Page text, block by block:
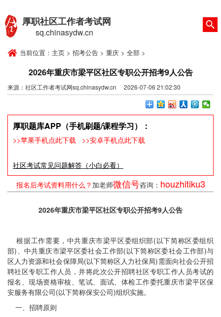
厚职社区工作者考试网
sq.chinasydw.cn
当前位置： 主页 > 招考公告 > 重庆 > 全部 >
2026年重庆市梁平区社区专职公开招考9人公告
来源：社区工作者考试网sq.chinasydw.cn 2026-07-06 21:02:30
厚职题库APP（手机刷题/课程学习）：
>>苹果手机点此下载 >>安卓手机点此下载
社区考试常见问题解答（小白必看）
报名后考试资料用什么？ 加老师微信号咨询： houzhitiku3
2026年重庆市梁平区社区专职公开招考9人公告
根据工作需要，中共重庆市梁平区委组织部(以下简称区委组织
部)、中共重庆市梁平区委社会工作部(以下简称区委社会工作部)与
区人力资源和社会保障局(以下简称区人力社保局)需面向社会公开招
聘社区专职工作人员，并将此次公开招聘社区专职工作人员考试的
报名、现场资格审核、笔试、面试、体检工作委托重庆市梁平区保
安服务有限公司(以下简称保安公司)组织实施。
一、招聘原则